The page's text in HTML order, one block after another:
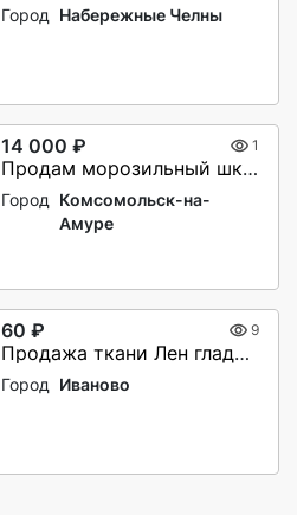
Город Набережные Челны
14 000 ₽ 1
Продам морозильный шкаф
Город Комсомольск-на-
Амуре
60 ₽ 9
Продажа ткани Лен гладкокрашеный
Город Иваново